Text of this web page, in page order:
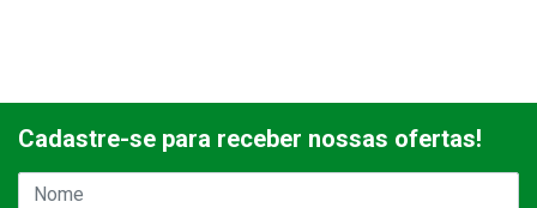
Cadastre-se para receber nossas ofertas!